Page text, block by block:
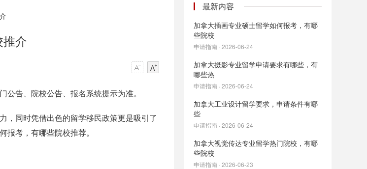
介
告、院校公告、报名系统提示为准。
，同时凭借出色的留学移民政策更是吸引了
考，有哪些院校推荐。
最新内容
加拿大插画专业硕士留学如何报考，有哪
些院校
申请指南 · 2026-06-24
加拿大摄影专业留学申请要求有哪些，有
哪些热
申请指南 · 2026-06-24
加拿大工业设计留学要求，申请条件有哪
些
申请指南 · 2026-06-24
加拿大视觉传达专业留学热门院校，有哪
些院校
申请指南 · 2026-06-23